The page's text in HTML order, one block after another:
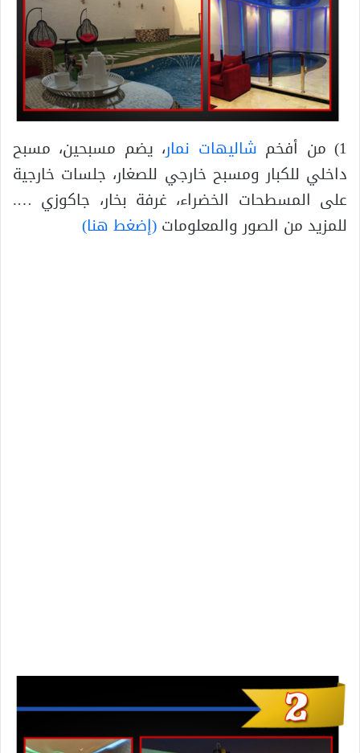
1) من أفخم شاليهات نمار، يضم مسبحين، مسبح
داخلي للكبار ومسبح خارجي للصغار، جلسات خارجية
على المسطحات الخضراء، غرفة بخار، جاكوزي ….
للمزيد من الصور والمعلومات(إضغط هنا)